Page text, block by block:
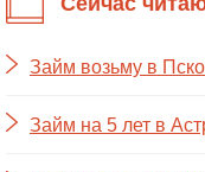
Займ возьму в
Займ на 5 лет в